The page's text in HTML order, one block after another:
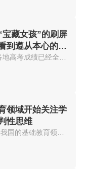
宝藏女孩”的刷屏
到遵从本心的重
领域开始关注学
性思维